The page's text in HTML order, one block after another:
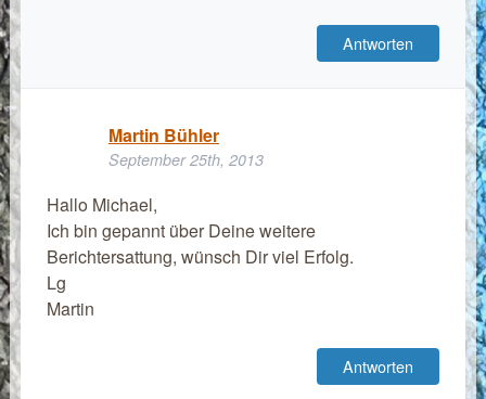
Antworten
Martin Bühler
September 25th, 2013
Hallo Michael,
Ich bin gepannt über Deine weitere
Berichtersattung, wünsch Dir viel Erfolg.
Lg
Martin
Antworten